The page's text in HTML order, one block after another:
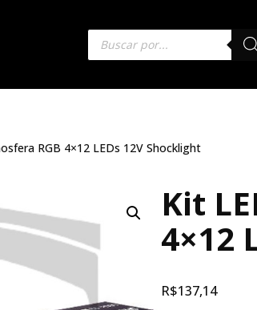
RGB 4×12 LEDs 12V Shocklight
Kit
4×12
R$137,14